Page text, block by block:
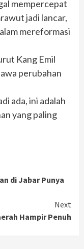
mempercepat
jadi lancar,
mereformasi
Kang Emil
perubahan
ada, ini adalah
yang paling
di Jabar Punya
Next
Hampir Penuh